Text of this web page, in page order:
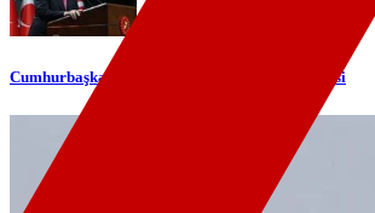
Cumhurbaşkanı Erdoğan'dan telefon diplomasisi